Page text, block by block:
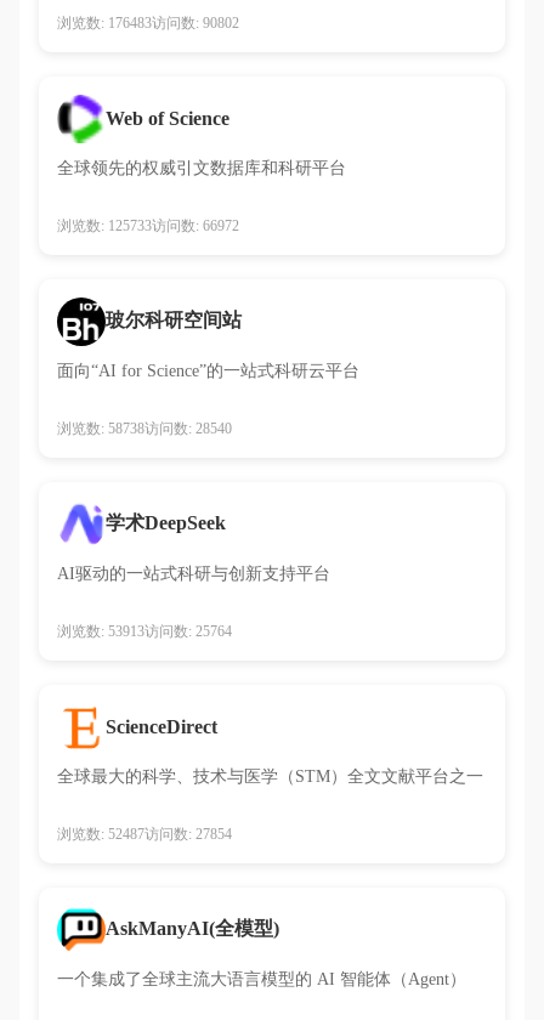
浏览数: 176483访问数: 90802
Web of Science
全球领先的权威引文数据库和科研平台
浏览数: 125733访问数: 66972
玻尔科研空间站
面向“AI for Science”的一站式科研云平台
浏览数: 58738访问数: 28540
学术DeepSeek
AI驱动的一站式科研与创新支持平台
浏览数: 53913访问数: 25764
ScienceDirect
全球最大的科学、技术与医学（STM）全文文献平台之一
浏览数: 52487访问数: 27854
AskManyAI(全模型)
一个集成了全球主流大语言模型的 AI 智能体（Agent）